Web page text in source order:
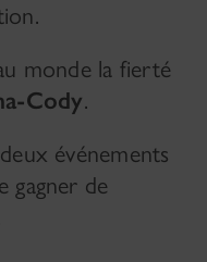
monde la fierté
Cody.
événements
gagner de